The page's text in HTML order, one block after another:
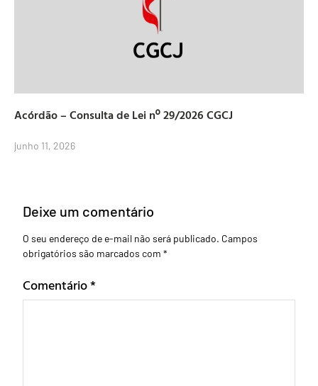
Acórdão – Consulta de Lei nº 29/2026 CGCJ
junho 11, 2026
Deixe um comentário
O seu endereço de e-mail não será publicado. Campos
obrigatórios são marcados com *
Comentário*